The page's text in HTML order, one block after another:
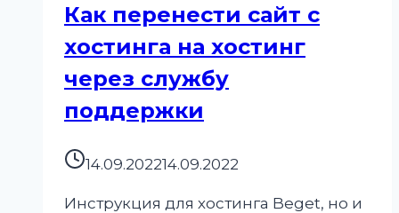
Как перенести сайт с
хостинга на хостинг
через службу
поддержки
14.09.202214.09.2022
Инструкция для хостинга Beget, но и